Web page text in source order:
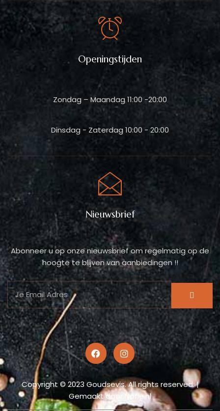
Openingstijden
Zondag – Maandag 11:00 -20:00
Dinsdag - Zaterdag 10:00 - 20:00
Nieuwsbrief
Abonneer u op onze nieuwsbrief om regelmatig op de
hoogte te blijven van aanbiedingen !!
Copyright © 2023 Goudsevis. All rights reserved. |
Gemaakt door Nofie.nl